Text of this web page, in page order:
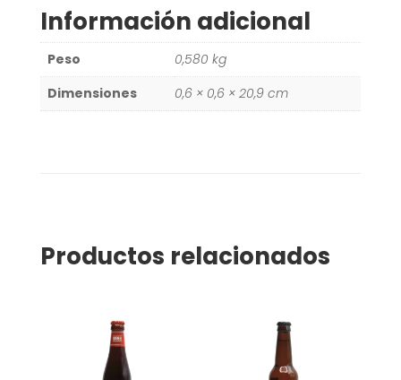
Información adicional
Peso
0,580 kg
Dimensiones
0,6 × 0,6 × 20,9 cm
Productos relacionados